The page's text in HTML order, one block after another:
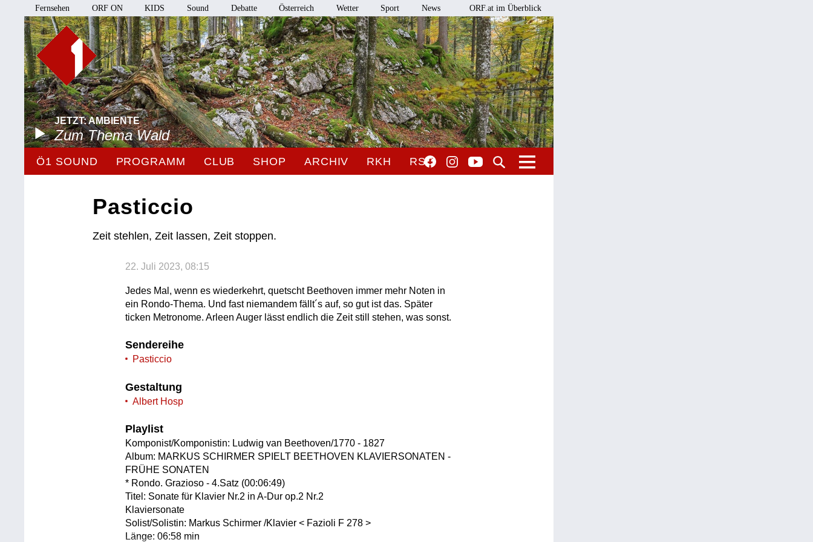
Fernsehen ORF ON KIDS Sound Debatte Österreich Wetter Sport News ORF.at im Überblick
JETZT: AMBIENTE
Zum Thema Wald
Ö1 SOUND PROGRAMM CLUB SHOP ARCHIV RKH RSO
Pasticcio
Zeit stehlen, Zeit lassen, Zeit stoppen.
22. Juli 2023, 08:15
Jedes Mal, wenn es wiederkehrt, quetscht Beethoven immer mehr Noten in
ein Rondo-Thema. Und fast niemandem fällt´s auf, so gut ist das. Später
ticken Metronome. Arleen Auger lässt endlich die Zeit still stehen, was sonst.
Sendereihe
Pasticcio
Gestaltung
Albert Hosp
Playlist
Komponist/Komponistin: Ludwig van Beethoven/1770 - 1827
Album: MARKUS SCHIRMER SPIELT BEETHOVEN KLAVIERSONATEN -
FRÜHE SONATEN
* Rondo. Grazioso - 4.Satz (00:06:49)
Titel: Sonate für Klavier Nr.2 in A-Dur op.2 Nr.2
Klaviersonate
Solist/Solistin: Markus Schirmer /Klavier < Fazioli F 278 >
Länge: 06:58 min